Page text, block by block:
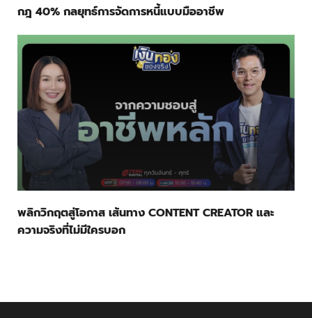
กฎ 40% กลยุทธ์การจัดการหนี้แบบมืออาชีพ
พลิกวิกฤตสู่โอกาส เส้นทาง CONTENT CREATOR และ
ความจริงที่ไม่มีใครบอก